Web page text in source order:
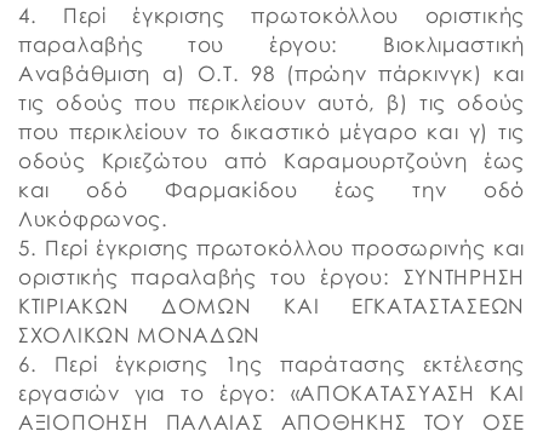
4. Περί έγκρισης πρωτοκόλλου οριστικής
παραλαβής του έργου: Βιοκλιμαστική
Αναβάθμιση α) Ο.Τ. 98 (πρώην πάρκινγκ) και
τις οδούς που περικλείουν αυτό, β) τις οδούς
που περικλείουν το δικαστικό μέγαρο και γ) τις
οδούς Κριεζώτου από Καραμουρτζούνη έως
και οδό Φαρμακίδου έως την οδό
Λυκόφρωνος.
5. Περί έγκρισης πρωτοκόλλου προσωρινής και
οριστικής παραλαβής του έργου: ΣΥΝΤΗΡΗΣΗ
ΚΤΙΡΙΑΚΩΝ ΔΟΜΩΝ ΚΑΙ ΕΓΚΑΤΑΣΤΑΣΕΩΝ
ΣΧΟΛΙΚΩΝ ΜΟΝΑΔΩΝ
6. Περί έγκρισης 1ης παράτασης εκτέλεσης
εργασιών για το έργο: «ΑΠΟΚΑΤΑΣΥΑΣΗ ΚΑΙ
ΑΞΙΟΠΟΗΣΗ ΠΑΛΑΙΑΣ ΑΠΟΘΗΚΗΣ ΤΟΥ ΟΣΕ